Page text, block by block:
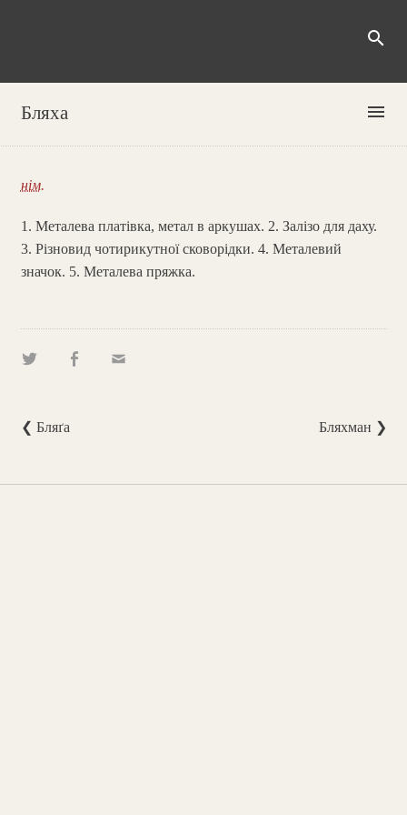
search
Бляха menu
нім.
1. Металева платівка, метал в аркушах. 2. Залізо для даху.
3. Різновид чотирикутної сковорідки. 4. Металевий
значок. 5. Металева пряжка.
❮ Бляґа Бляхман ❯